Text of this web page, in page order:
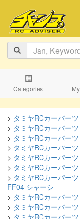
Categories
> タミヤRCカーパーツ
> タミヤRCカーパーツ
> タミヤRCカーパーツ
> タミヤRCカーパーツ
> タミヤRCカーパーツ
> タミヤRCカーパーツ
> タミヤRCカーパーツ
FF04 シャーシ
> タミヤRCカーパーツ
> タミヤRCカーパーツ
> タミヤRCカーパーツ